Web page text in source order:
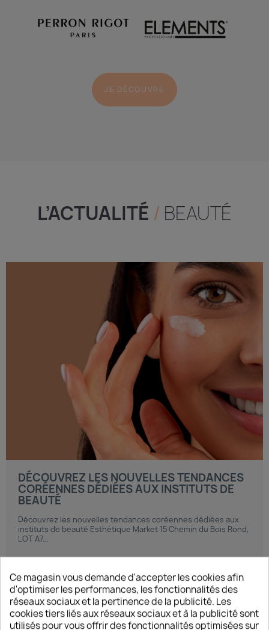
JE DÉCOUVRE
L’ACTUALITÉ / BEAUTÉ
DÉCOUVREZ LES NOUVELLES TENDANCES
CORÉENNES DÉDIÉES AUX INSTITUTS DE
BEAUTÉ
Découvrez les nouvelles tendances coréennes dédiées aux
instituts de beauté Esthétique Market 15 Chemin du Bois Rond,
LOT A7...
JE DÉCOUVRE
Ce magasin vous demande d'accepter les cookies afin
d'optimiser les performances, les fonctionnalités des
réseaux sociaux et la pertinence de la publicité. Les
cookies tiers liés aux réseaux sociaux et à la publicité sont
utilisés pour vous offrir des fonctionnalités optimisées sur